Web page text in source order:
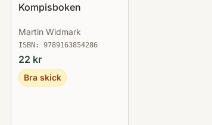
Kompisboken
Martin Widmark
ISBN: 9789163854286
22 kr
Bra skick